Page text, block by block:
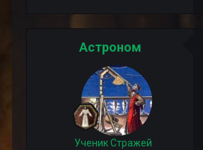
Астроном
Ученик Стражей